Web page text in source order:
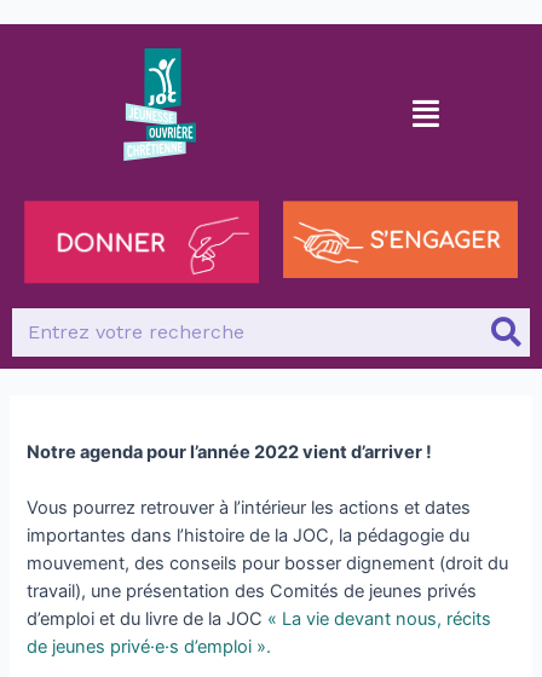
Notre agenda pour l’année 2022 vient d’arriver !
Vous pourrez retrouver à l’intérieur les actions et dates
importantes dans l’histoire de la JOC, la pédagogie du
mouvement, des conseils pour bosser dignement (droit du
travail), une présentation des Comités de jeunes privés
d’emploi et du livre de la JOC « La vie devant nous, récits
de jeunes privé·e·s d’emploi ».